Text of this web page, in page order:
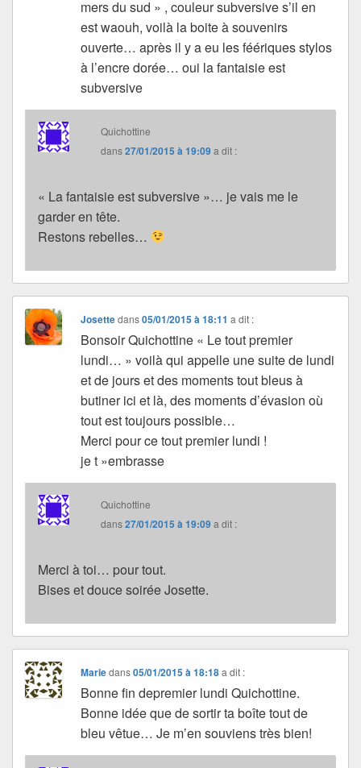
mers du sud » , couleur subversive s’il en
est waouh, voilà la boite à souvenirs
ouverte… après il y a eu les féériques stylos
à l’encre dorée… oui la fantaisie est
subversive
Quichottine
dans27/01/2015 à 19:09a dit :
« La fantaisie est subversive »… je vais me le
garder en tête.
Restons rebelles…
Josettedans05/01/2015 à 18:11 a dit :
Bonsoir Quichottine « Le tout premier
lundi… » voilà qui appelle une suite de lundi
et de jours et des moments tout bleus à
butiner ici et là, des moments d’évasion où
tout est toujours possible…
Merci pour ce tout premier lundi !
je t »embrasse
Quichottine
dans27/01/2015 à 19:09a dit :
Merci à toi… pour tout.
Bises et douce soirée Josette.
Mariedans05/01/2015 à 18:18 a dit :
Bonne fin depremier lundi Quichottine.
Bonne idée que de sortir ta boîte tout de
bleu vêtue… Je m’en souviens très bien!